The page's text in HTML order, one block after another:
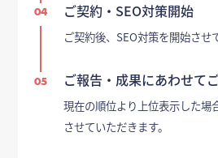
04 ご契約・SEO対策開始
ご契約後、SEO対策を開始させ
05 ご報告・成果にあわせて
現在の順位より上位表示した場
させていただきます。